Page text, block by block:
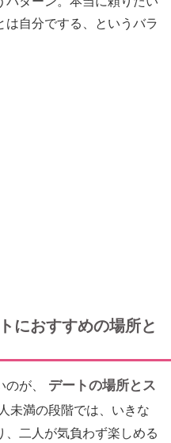
自分でする、というバラ
におすすめの場所と
が、
デートの場所とス
未満の段階では、いきな
、二人が気負わず楽しめる